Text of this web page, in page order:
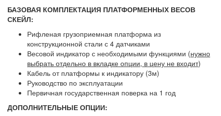
БАЗОВАЯ КОМПЛЕКТАЦИЯ ПЛАТФОРМЕННЫХ ВЕСОВ
СКЕЙЛ:
Рифленая грузоприемная платформа из
конструкционной стали с 4 датчиками
Весовой индикатор с необходимыми функциями (нужно
выбрать отдельно в вкладке опции, в цену не входит)
Кабель от платформы к индикатору (3м)
Руководство по эксплуатации
Первичная государственная поверка на 1 год
ДОПОЛНИТЕЛЬНЫЕ ОПЦИИ: